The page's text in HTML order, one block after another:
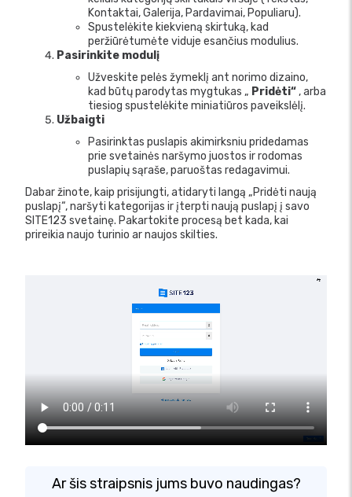
Kontaktai, Galerija, Pardavimai, Populiaru).
Spustelėkite kiekvieną skirtuką, kad
peržiūrėtumėte viduje esančius modulius.
Pasirinkite modulį
Užveskite pelės žymeklį ant norimo dizaino,
kad būtų parodytas mygtukas „ Pridėti“ , arba
tiesiog spustelėkite miniatiūros paveikslėlį.
Užbaigti
Pasirinktas puslapis akimirksniu pridedamas
prie svetainės naršymo juostos ir rodomas
puslapių sąraše, paruoštas redagavimui.
Dabar žinote, kaip prisijungti, atidaryti langą „Pridėti naują
puslapį“, naršyti kategorijas ir įterpti naują puslapį į savo
SITE123 svetainę. Pakartokite procesą bet kada, kai
prireikia naujo turinio ar naujos skilties.
Ar šis straipsnis jums buvo naudingas?